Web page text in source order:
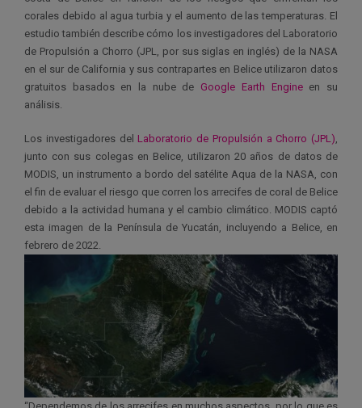
corales debido al agua turbia y el aumento de las temperaturas. El
estudio también describe cómo los investigadores del Laboratorio
de Propulsión a Chorro (JPL, por sus siglas en inglés) de la NASA
en el sur de California y sus contrapartes en Belice utilizaron datos
gratuitos basados en la nube de Google Earth Engineen su
análisis.
Los investigadores del Laboratorio de Propulsión a Chorro (JPL),
junto con sus colegas en Belice, utilizaron 20 años de datos de
MODIS, un instrumento a bordo del satélite Aqua de la NASA, con
el fin de evaluar el riesgo que corren los arrecifes de coral de Belice
debido a la actividad humana y el cambio climático. MODIS captó
esta imagen de la Península de Yucatán, incluyendo a Belice, en
febrero de 2022.